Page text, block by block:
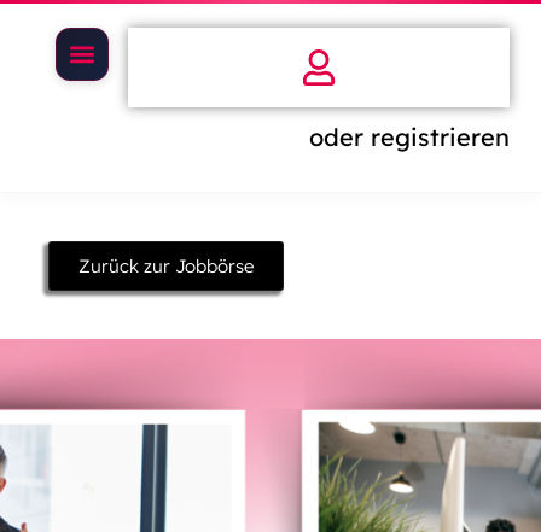
oder registrieren
Zurück zur Jobbörse